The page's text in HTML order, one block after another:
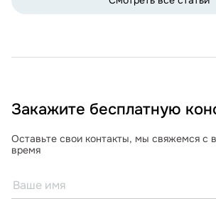
Закажите бесплатную
Оставьте свои контакты, мы свяжемся с
время